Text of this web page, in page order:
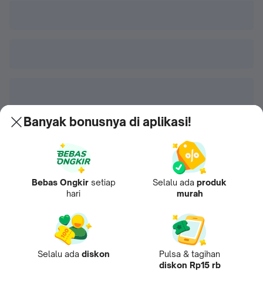
Banyak bonusnya di aplikasi!
Bebas Ongkir setiap
hari
Selalu ada produk
murah
Selalu ada diskon
Pulsa & tagihan
diskon Rp15 rb